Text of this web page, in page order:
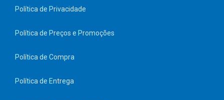
Política de Privacidade
Política de Preços e Promoções
Política de Compra
Política de Entrega